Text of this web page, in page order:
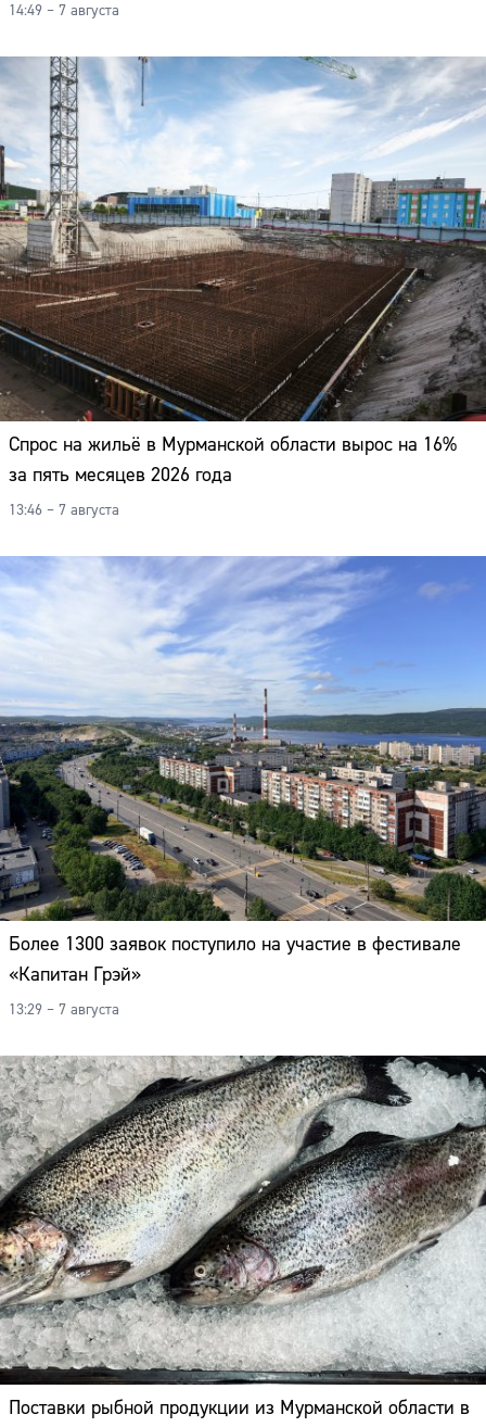
14:49 – 7 августа
Спрос на жильё в Мурманской области вырос на 16%
за пять месяцев 2026 года
13:46 – 7 августа
Более 1300 заявок поступило на участие в фестивале
«Капитан Грэй»
13:29 – 7 августа
Поставки рыбной продукции из Мурманской области в